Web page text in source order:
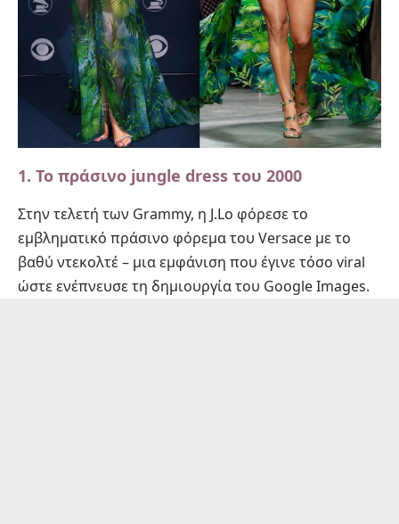
1. Το πράσινο jungle dress του 2000
Στην τελετή των Grammy, η J.Lo φόρεσε το
εμβληματικό πράσινο φόρεμα του Versace με το
βαθύ ντεκολτέ – μια εμφάνιση που έγινε τόσο viral
ώστε ενέπνευσε τη δημιουργία του Google Images.